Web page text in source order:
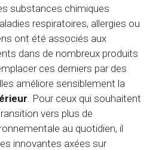
substances chimiques
respiratoires, allergies ou
ont été associés aux
dans de nombreux produits
ces derniers par des
améliore sensiblement la
. Pour ceux qui souhaitent
vers plus de
au quotidien, il
innovantes axées sur